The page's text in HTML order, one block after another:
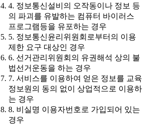
4. 정보통신설비의 오작동이나 정보 등
의 파괴를 유발하는 컴퓨터 바이러스
프로그램등을 유포하는 경우
5. 정보통신윤리위원회로부터의 이용
제한 요구 대상인 경우
6. 선거관리위원회의 유권해석 상의 불
법선거운동을 하는 경우
7. 서비스를 이용하여 얻은 정보를 교육
정보원의 동의 없이 상업적으로 이용하
는 경우
8. 비실명 이용자번호로 가입되어 있는
경우